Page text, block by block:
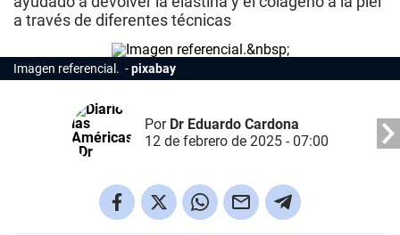
a través de diferentes técnicas
Imagen referencial. pixabay
Por Dr Eduardo Cardona
12 de febrero de 2025 - 07:00